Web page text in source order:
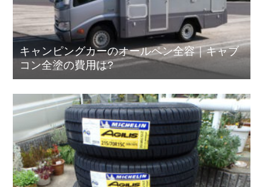
キャンピングカーのオールペン全容｜キャブ
コン全塗の費用は?